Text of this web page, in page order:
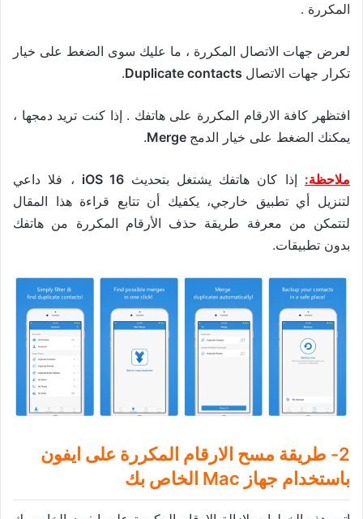
المكررة .
لعرض جهات الاتصال المكررة ، ما عليك سوى الضغط على خيار
تكرار جهات الاتصال
.
افتظهر كافة الارقام المكررة على هاتفك . إذا كنت تريد دمجها ،
يمكنك الضغط على خيار الدمج
.
ملاحظة: إذا كان هاتفك يشتغل بتحديث
، فلا داعي
لتنزيل أي تطبيق خارجي، يكفيك أن تتابع قراءة هذا المقال
لتتمكن من معرفة طريقة حذف الأرقام المكررة من هاتفك
بدون تطبيقات.
2- طريقة مسح الارقام المكررة على ايفون
باستخدام جهاز Mac الخاص بك